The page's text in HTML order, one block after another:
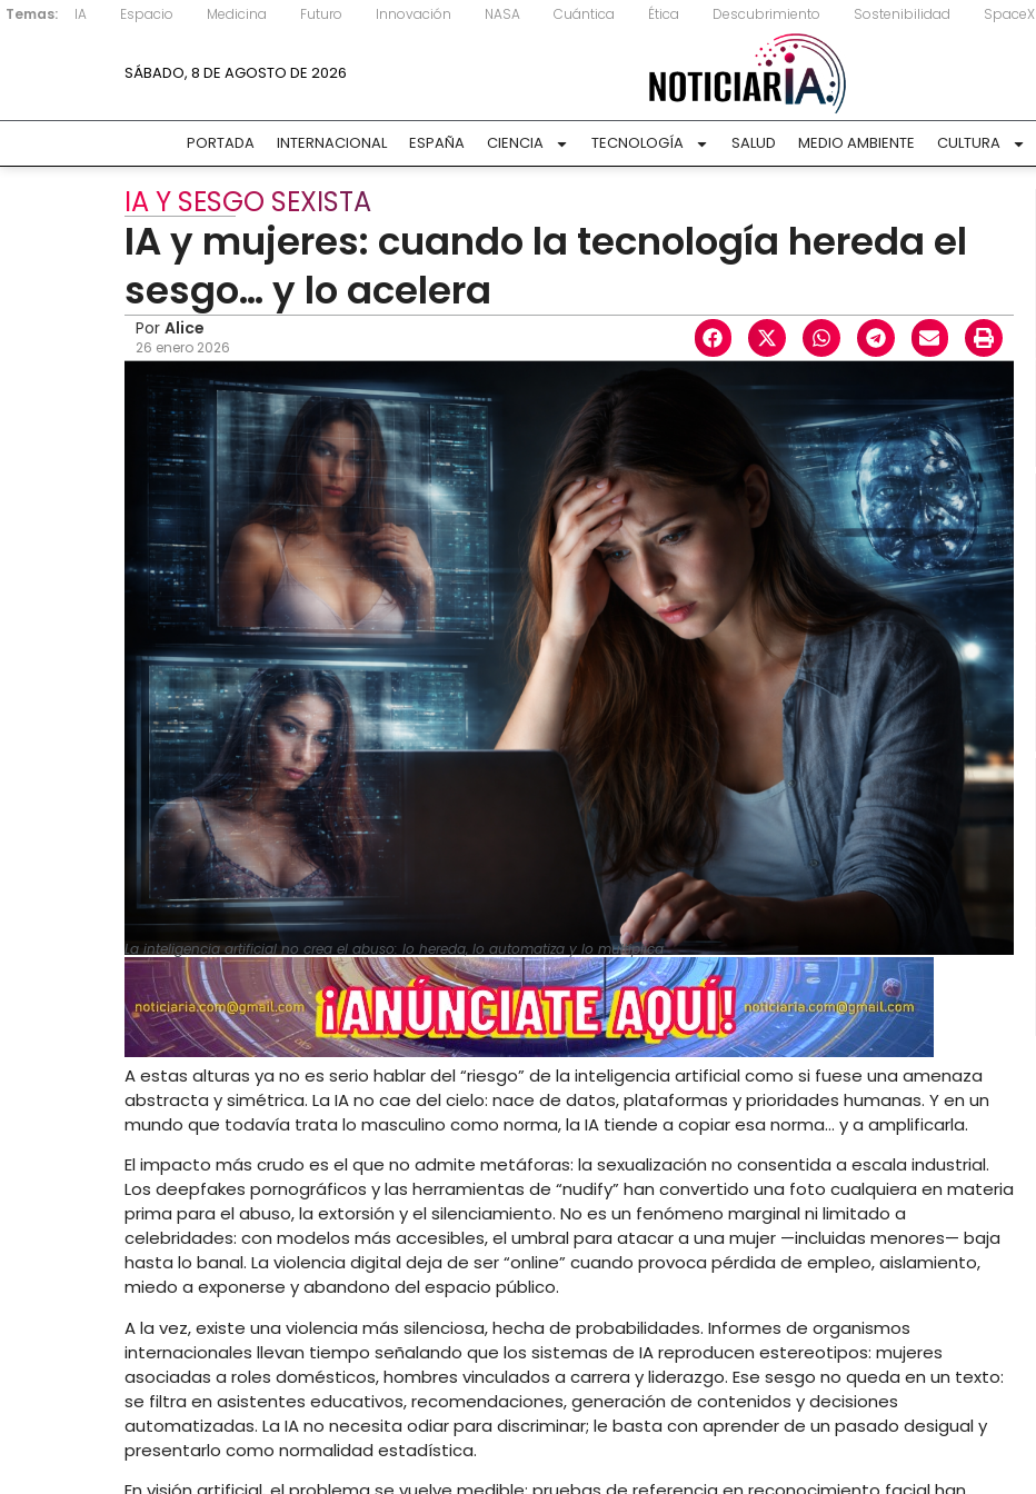
Temas: IA Espacio Medicina Futuro Innovación NASA Cuántica Ética Descubrimiento Sostenibilidad SpaceX
SÁBADO, 8 DE AGOSTO DE 2026
PORTADA INTERNACIONAL ESPAÑA CIENCIA TECNOLOGÍA SALUD MEDIO AMBIENTE CULTURA
IA Y SESGO SEXISTA
IA y mujeres: cuando la tecnología hereda el
sesgo… y lo acelera
Por Alice
26 enero 2026
La inteligencia artificial no crea el abuso: lo hereda, lo automatiza y lo multiplica
A estas alturas ya no es serio hablar del “riesgo” de la inteligencia artificial como si fuese una amenaza
abstracta y simétrica. La IA no cae del cielo: nace de datos, plataformas y prioridades humanas. Y en un
mundo que todavía trata lo masculino como norma, la IA tiende a copiar esa norma… y a amplificarla.
El impacto más crudo es el que no admite metáforas: la sexualización no consentida a escala industrial.
Los deepfakes pornográficos y las herramientas de “nudify” han convertido una foto cualquiera en materia
prima para el abuso, la extorsión y el silenciamiento. No es un fenómeno marginal ni limitado a
celebridades: con modelos más accesibles, el umbral para atacar a una mujer —incluidas menores— baja
hasta lo banal. La violencia digital deja de ser “online” cuando provoca pérdida de empleo, aislamiento,
miedo a exponerse y abandono del espacio público.
A la vez, existe una violencia más silenciosa, hecha de probabilidades. Informes de organismos
internacionales llevan tiempo señalando que los sistemas de IA reproducen estereotipos: mujeres
asociadas a roles domésticos, hombres vinculados a carrera y liderazgo. Ese sesgo no queda en un texto:
se filtra en asistentes educativos, recomendaciones, generación de contenidos y decisiones
automatizadas. La IA no necesita odiar para discriminar; le basta con aprender de un pasado desigual y
presentarlo como normalidad estadística.